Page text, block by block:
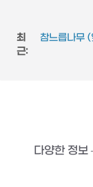
최
근:
참느릅나무
제주상사화
다양한 정보